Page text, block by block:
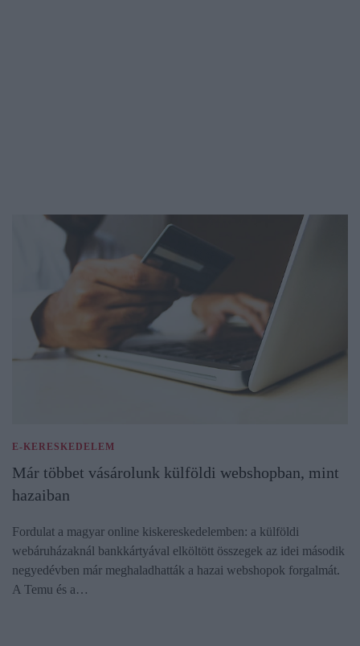
E-KERESKEDELEM
Már többet vásárolunk külföldi webshopban, mint
hazaiban
Fordulat a magyar online kiskereskedelemben: a külföldi
webáruházaknál bankkártyával elköltött összegek az idei második
negyedévben már meghaladhatták a hazai webshopok forgalmát.
A Temu és a…